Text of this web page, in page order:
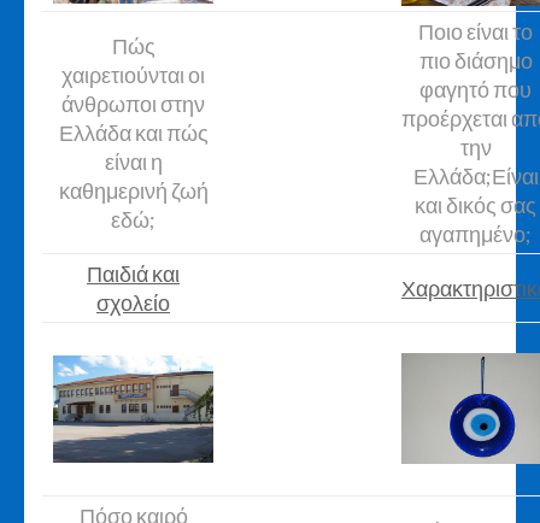
Πώς
χαιρετιούνται οι
άνθρωποι στην
Ελλάδα και πώς
είναι η
καθημερινή ζωή
εδώ;
Ποιο είναι το
πιο διάσημο
φαγητό που
προέρχεται
την
Ελλάδα;Είναι
και δικός σας
αγαπημένο;
Παιδιά και
σχολείο
Πόσο καιρό